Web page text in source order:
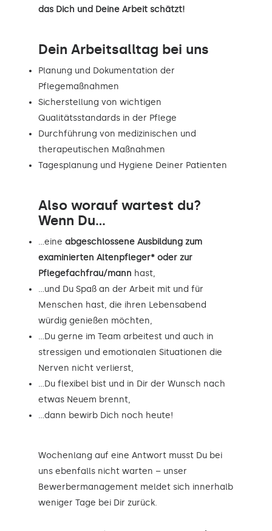
das Dich und Deine Arbeit schätzt!
Dein Arbeitsalltag bei uns
Planung und Dokumentation der
Pflegemaßnahmen
Sicherstellung von wichtigen
Qualitätsstandards in der Pflege
Durchführung von medizinischen und
therapeutischen Maßnahmen
Tagesplanung und Hygiene Deiner Patienten
Also worauf wartest du?
Wenn Du...
…eine abgeschlossene Ausbildung zum
examinierten Altenpfleger* oder zur
Pflegefachfrau/mann hast,
…und Du Spaß an der Arbeit mit und für
Menschen hast, die ihren Lebensabend
würdig genießen möchten,
…Du gerne im Team arbeitest und auch in
stressigen und emotionalen Situationen die
Nerven nicht verlierst,
…Du flexibel bist und in Dir der Wunsch nach
etwas Neuem brennt,
…dann bewirb Dich noch heute!
Wochenlang auf eine Antwort musst Du bei
uns ebenfalls nicht warten – unser
Bewerbermanagement meldet sich innerhalb
weniger Tage bei Dir zurück.